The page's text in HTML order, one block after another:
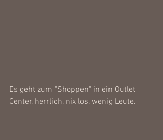
Es geht zum "Shoppen" in ein Outlet
Center, herrlich, nix los, wenig Leute.